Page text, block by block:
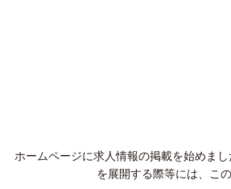
ホームページに求人情報の掲載を始めま
を展開する際等には、こ